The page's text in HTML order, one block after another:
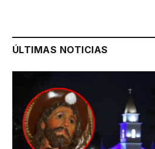
ÚLTIMAS NOTICIAS